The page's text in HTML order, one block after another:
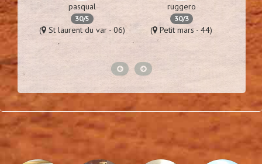
- 94)
pasqual
30/5
( St laurent du var - 06)
ruggero
30/3
( Petit mars - 44) (